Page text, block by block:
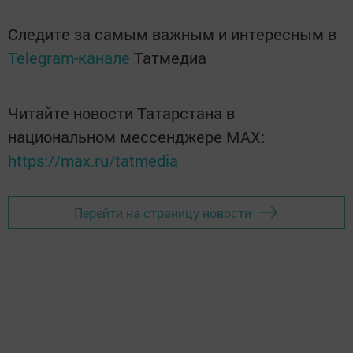
Следите за самым важным и интересным в
Telegram-канале Татмедиа
Читайте новости Татарстана в
национальном мессенджере MАХ:
https://max.ru/tatmedia
Перейти на страницу новости